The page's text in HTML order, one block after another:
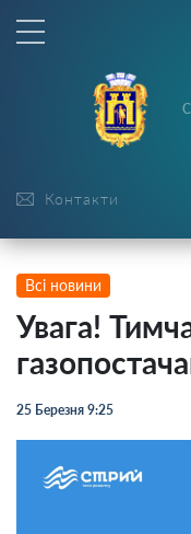
Контакти
Всі новини
Увага!
25 Березня 9:25